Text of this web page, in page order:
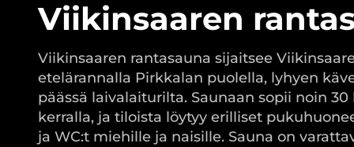
Viikinsaaren
Viikinsaaren rantasauna sijaitsee
etelärannalla Pirkkalan puolella, lyhyen
päässä laivalaiturilta. Saunaan sopii noin
kerralla, ja tiloista löytyy erilliset
ja WC:t miehille ja naisille. Sauna on